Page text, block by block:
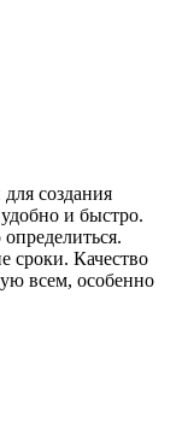
создания
удобно и быстро.
сроки. Качество
всем, особенно